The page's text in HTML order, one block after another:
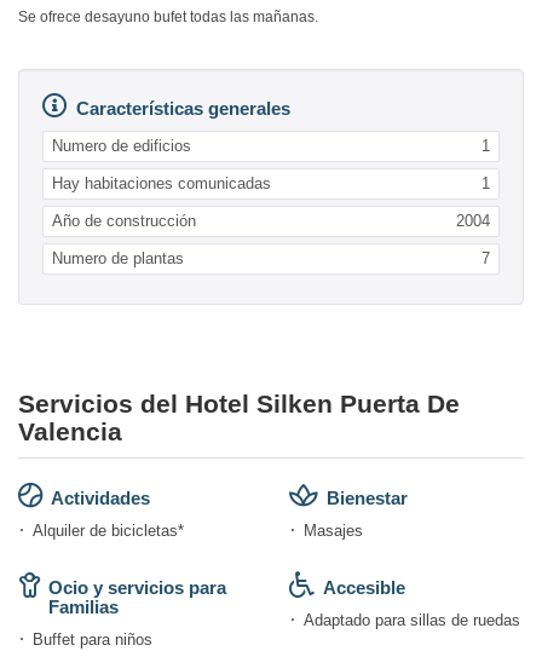
Se ofrece desayuno bufet todas las mañanas.
Características generales
Numero de edificios 1
Hay habitaciones comunicadas 1
Año de construcción 2004
Numero de plantas 7
Servicios del Hotel Silken Puerta De
Valencia
Actividades
Alquiler de bicicletas*
Ocio y servicios para
Familias
Buffet para niños
Bienestar
Masajes
Accesible
Adaptado para sillas de ruedas